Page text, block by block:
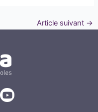
Article suivant →
Y
o